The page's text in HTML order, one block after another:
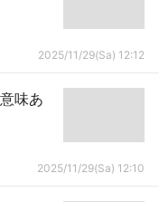
2025/11/29(Sa) 12:12
味あ
2025/11/29(Sa) 12:10